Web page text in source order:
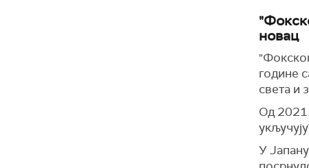
новац
године
света и
Од
У